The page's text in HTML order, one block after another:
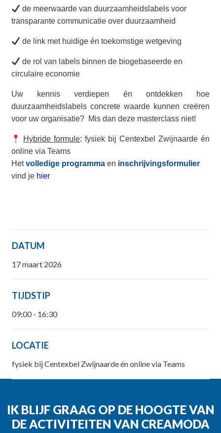
de meerwaarde van duurzaamheidslabels voor
transparante communicatie over duurzaamheid
de link met huidige én toekomstige wetgeving
de rol van labels binnen de biogebaseerde en
circulaire economie
Uw kennis verdiepen én ontdekken hoe
duurzaamheidslabels concrete waarde kunnen creëren
voor uw organisatie? Mis dan deze masterclass niet!
Hybride formule: fysiek bij Centexbel Zwijnaarde én
online via Teams
Hetvolledige programmaen inschrijvingsformulier
vind je hier
DATUM
17 maart 2026
TIJDSTIP
09:00 - 16:30
LOCATIE
fysiek bij Centexbel Zwijnaarde én online via Teams
IK BLIJF GRAAG OP DE HOOGTE VAN
DE ACTIVITEITEN VAN CREAMODA